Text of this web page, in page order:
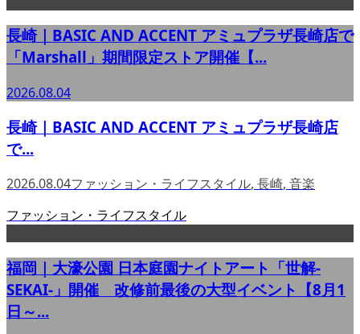
長崎｜BASIC AND ACCENT アミュプラザ長崎店で
「Marshall」期間限定ストア開催【...
2026.08.04
長崎｜BASIC AND ACCENT アミュプラザ長崎店
で...
2026.08.04ファッション・ライフスタイル, 長崎, 音楽
ファッション・ライフスタイル
福岡｜大濠公園 日本庭園ナイトアート「世解-
SEKAI-」開催 改修前最後の大型イベント【8月1
日～...